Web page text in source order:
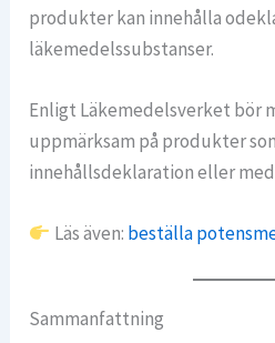
produkter kan innehålla
läkemedelssubstanser.
Enligt Läkemedelsverket bör
uppmärksam på produkter
innehållsdeklaration eller
Läs även: beställa
Sammanfattning